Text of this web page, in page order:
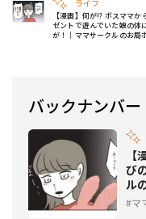
ライフ
【漫画】何が!? ボスママか
ゼントで遊んでいた娘の体
が！｜ママサークルのお局
バックナンバー
び
ル
マ